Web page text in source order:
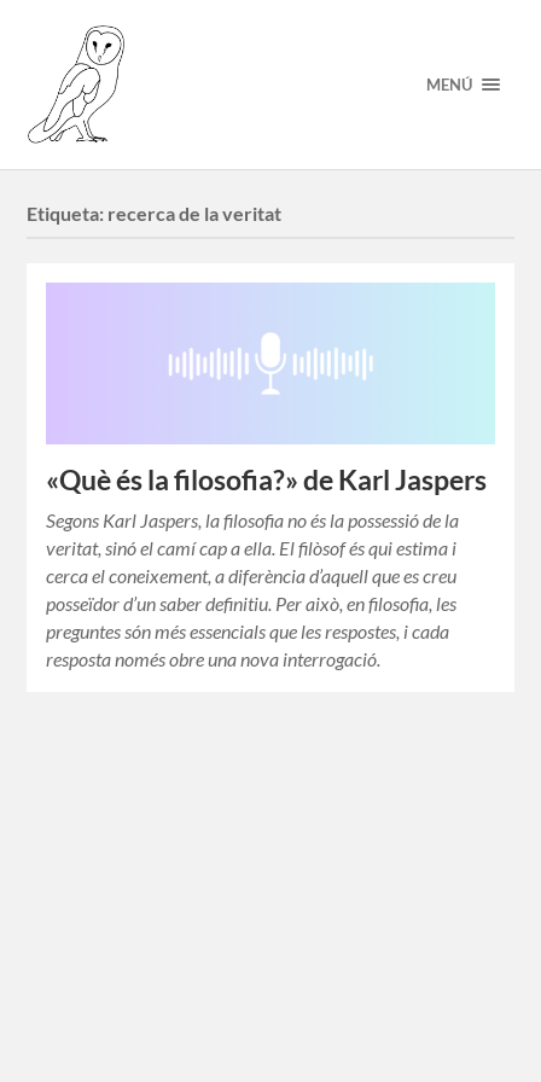
MENÚ
Etiqueta: recerca de la veritat
«Què és la filosofia?» de Karl Jaspers
Segons Karl Jaspers, la filosofia no és la possessió de la
veritat, sinó el camí cap a ella. El filòsof és qui estima i
cerca el coneixement, a diferència d’aquell que es creu
posseïdor d’un saber definitiu. Per això, en filosofia, les
preguntes són més essencials que les respostes, i cada
resposta només obre una nova interrogació.